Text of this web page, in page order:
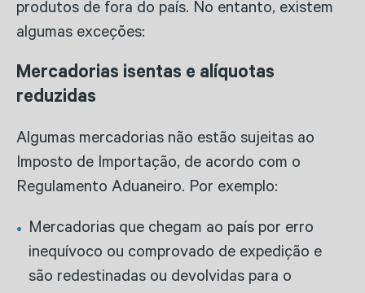
produtos de fora do país. No entanto, existem
algumas exceções:
Mercadorias isentas e alíquotas
reduzidas
Algumas mercadorias não estão sujeitas ao
Imposto de Importação, de acordo com o
Regulamento Aduaneiro. Por exemplo:
Mercadorias que chegam ao país por erro
inequívoco ou comprovado de expedição e
são redestinadas ou devolvidas para o